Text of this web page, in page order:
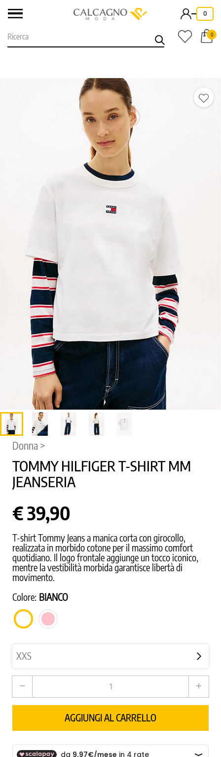
- 0
0
Donna >
TOMMY HILFIGER T-SHIRT MM
JEANSERIA
€ 39,90
T-shirt Tommy Jeans a manica corta con girocollo,
realizzata in morbido cotone per il massimo comfort
quotidiano. Il logo frontale aggiunge un tocco iconico,
mentre la vestibilità morbida garantisce libertà di
movimento.
Colore: BIANCO
BIANCO ROSA
remove add
AGGIUNGI AL CARRELLO